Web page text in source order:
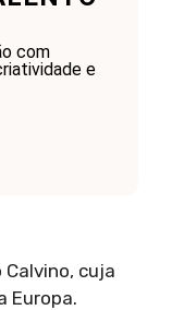
com
e
cuja
Europa.